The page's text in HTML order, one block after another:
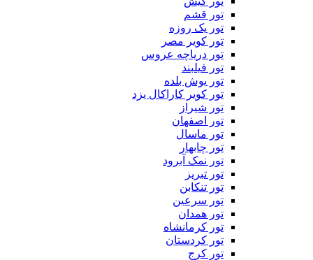
تور قشم
تور یک روزه
تور کویر مصر
تور دریاچه عروس
تور فیلبند
تور یوش بلده
تور کویر کاراکال یزد
تور شیراز
تور اصفهان
تور ماسال
تور چابهار
تور نمک آبرود
تور تبریز
تور تنکابن
تور سرعین
تور همدان
تور کرمانشاه
تور کردستان
تور کرج